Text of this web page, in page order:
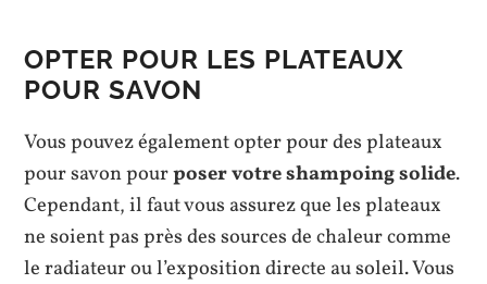
OPTER POUR LES PLATEAUX
POUR SAVON
Vous pouvez également opter pour des plateaux
pour savon pourposer votre shampoing solide.
Cependant, il faut vous assurez que les plateaux
ne soient pas près des sources de chaleur comme
le radiateur ou l’exposition directe au soleil. Vous